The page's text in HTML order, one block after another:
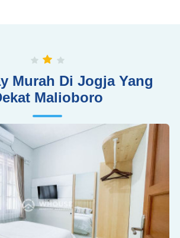
Murah Di Jogja Yang
Malioboro